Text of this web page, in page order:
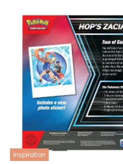
inspiration